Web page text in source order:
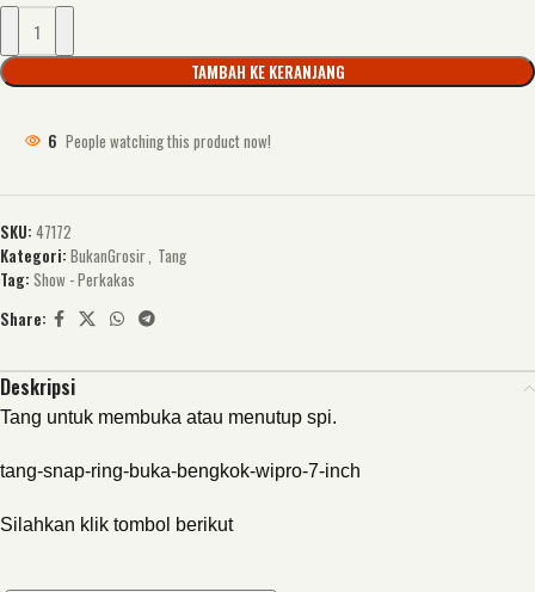
TAMBAH KE KERANJANG
6 People watching this product now!
SKU: 47172
Kategori: BukanGrosir, Tang
Tag: Show - Perkakas
Share:
Deskripsi
Tang untuk membuka atau menutup spi.
tang-snap-ring-buka-bengkok-wipro-7-inch
Silahkan klik tombol berikut